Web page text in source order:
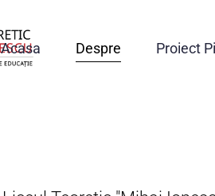
Acasa Despre Proiect